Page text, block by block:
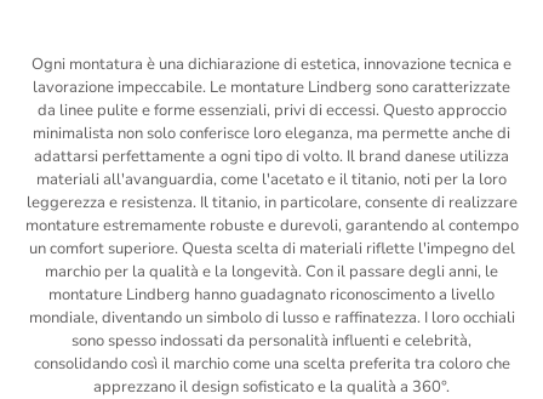
Ogni montatura è una dichiarazione di estetica, innovazione tecnica e
lavorazione impeccabile. Le montature Lindberg sono caratterizzate
da linee pulite e forme essenziali, privi di eccessi. Questo approccio
minimalista non solo conferisce loro eleganza, ma permette anche di
adattarsi perfettamente a ogni tipo di volto. Il brand danese utilizza
materiali all'avanguardia, come l'acetato e il titanio, noti per la loro
leggerezza e resistenza. Il titanio, in particolare, consente di realizzare
montature estremamente robuste e durevoli, garantendo al contempo
un comfort superiore. Questa scelta di materiali riflette l'impegno del
marchio per la qualità e la longevità. Con il passare degli anni, le
montature Lindberg hanno guadagnato riconoscimento a livello
mondiale, diventando un simbolo di lusso e raffinatezza. I loro occhiali
sono spesso indossati da personalità influenti e celebrità,
consolidando così il marchio come una scelta preferita tra coloro che
apprezzano il design sofisticato e la qualità a 360°.